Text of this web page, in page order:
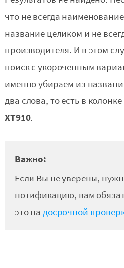
что не всегда
название целиком и не
производителя. И в этом
поиск с укороченным
именно убираем из
два слова, то есть в
XT910.
Важно:
Если Вы не уверены,
нотификацию, вам
это на досрочной